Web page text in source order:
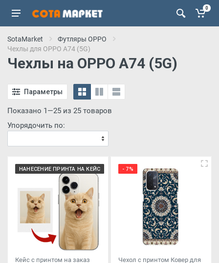
0
SotaMarket
Футляры OPPO
Чехлы для OPPO A74 (5G)
Чехлы на OPPO A74 (5G)
Параметры
Показано 1—25 из 25 товаров
Упорядочить по:
НАНЕСЕНИЕ ПРИНТА НА КЕЙС
Кейс с принтом на заказ
- 7%
Чехол с принтом Ковер для